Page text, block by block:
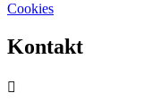
Cookies
Kontakt
